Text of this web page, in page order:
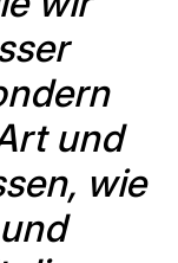
und
wie